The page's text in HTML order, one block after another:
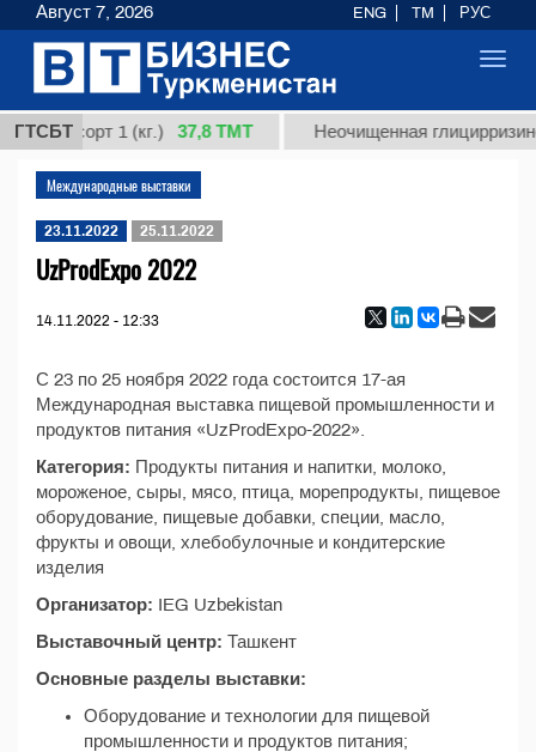
ГТСБТсорт 1 (кг.) 37,8 ТМТ Неочищенная
Международные выставки
23.11.2022 25.11.2022
UzProdExpo 2022
14.11.2022 - 12:33
С 23 по 25 ноября 2022 года состоится 17-ая
Международная выставка пищевой промышленности и
продуктов питания «UzProdExpo-2022».
Категория: Продукты питания и напитки, молоко,
мороженое, сыры, мясо, птица, морепродукты, пищевое
оборудование, пищевые добавки, специи, масло,
фрукты и овощи, хлебобулочные и кондитерские
изделия
Организатор: IEG Uzbekistan
Выставочный центр: Ташкент
Основные разделы выставки:
Оборудование и технологии для пищевой
промышленности и продуктов питания;
Август 7, 2026 ENG TM РУС